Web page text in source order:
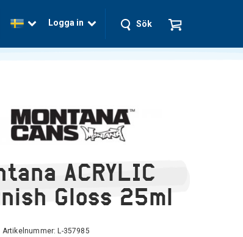
Logga in Sök
ACRYLIC
Gloss 25ml
L-357985